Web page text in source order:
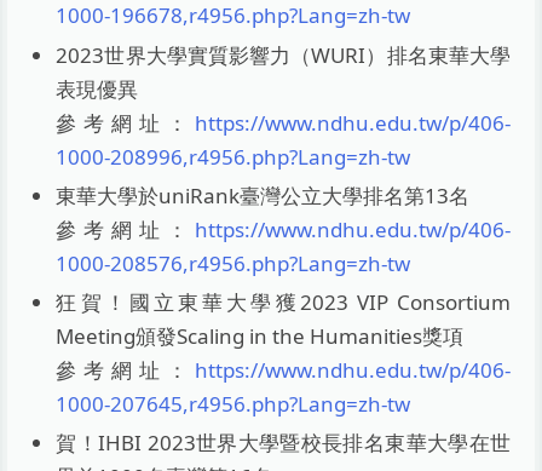
1000-196678,r4956.php?Lang=zh-tw
2023世界大學實質影響力（WURI）排名東華大學
表現優異
參考網址： https://www.ndhu.edu.tw/p/406-
1000-208996,r4956.php?Lang=zh-tw
東華大學於uniRank臺灣公立大學排名第13名
參考網址： https://www.ndhu.edu.tw/p/406-
1000-208576,r4956.php?Lang=zh-tw
狂賀！國立東華大學獲2023 VIP Consortium
Meeting頒發Scaling in the Humanities獎項
參考網址： https://www.ndhu.edu.tw/p/406-
1000-207645,r4956.php?Lang=zh-tw
賀！IHBI 2023世界大學暨校長排名東華大學在世